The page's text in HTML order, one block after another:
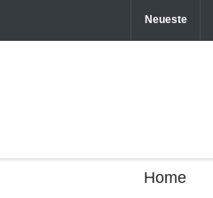
Neueste
Home